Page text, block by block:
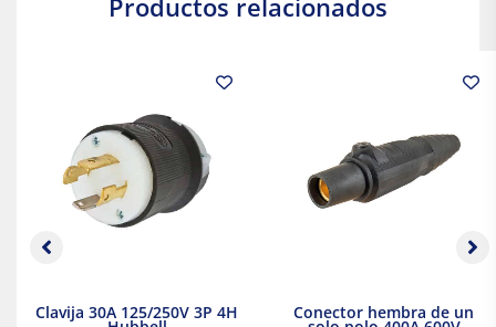
Productos relacionados
Clavija 30A 125/250V 3P 4H Conector hembra de un